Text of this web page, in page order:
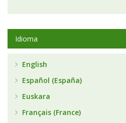
Idioma
English
Español (España)
Euskara
Français (France)